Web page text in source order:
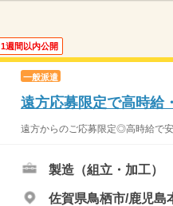
1週間以内公開
一般派遣
遠方応募限定で高時給
遠方からのご応募限定◎高時給で
製造（組立・加工）
佐賀県鳥栖市/鹿児島